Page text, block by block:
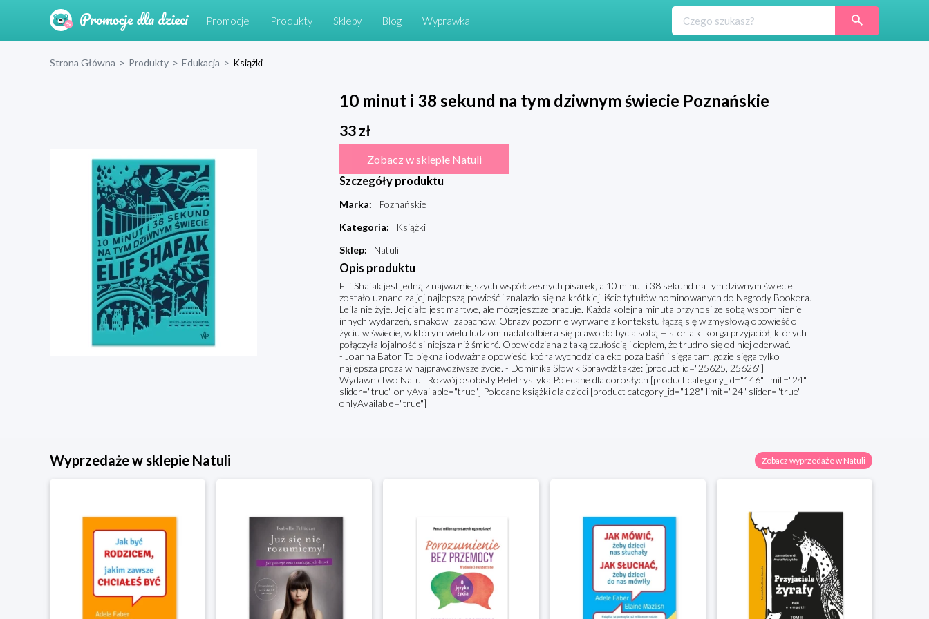
Promocje Produkty Sklepy Blog Wyprawka
Strona Główna > Produkty > Edukacja > Książki
10 minut i 38 sekund na tym dziwnym świecie Poznańskie
33zł
Zobacz w sklepie Natuli
Szczegóły produktu
Marka:
Poznańskie
Kategoria:
Książki
Sklep: Natuli
Opis produktu
Elif Shafak jest jedną z najważniejszych współczesnych pisarek, a 10 minut i 38 sekund na tym dziwnym świecie
zostało uznane za jej najlepszą powieść i znalazło się na krótkiej liście tytułów nominowanych do Nagrody Bookera.
Leila nie żyje. Jej ciało jest martwe, ale mózg jeszcze pracuje. Każda kolejna minuta przynosi ze sobą wspomnienie
innych wydarzeń, smaków i zapachów. Obrazy pozornie wyrwane z kontekstu łączą się w zmysłową opowieść o
życiu w świecie, w którym wielu ludziom nadal odbiera się prawo do bycia sobą.Historia kilkorga przyjaciół, których
połączyła lojalność silniejsza niż śmierć. Opowiedziana z taką czułością i ciepłem, że trudno się od niej oderwać.
- Joanna Bator To piękna i odważna opowieść, która wychodzi daleko poza baśń i sięga tam, gdzie sięga tylko
najlepsza proza w najprawdziwsze życie. - Dominika Słowik Sprawdź także: [product id="25625, 25626"]
Wydawnictwo Natuli Rozwój osobisty Beletrystyka Polecane dla dorosłych [product category_id="146" limit="24"
slider="true" onlyAvailable="true"] Polecane książki dla dzieci [product category_id="128" limit="24" slider="true"
onlyAvailable="true"]
Wyprzedaże w sklepie Natuli Zobacz wyprzedaże w Natuli